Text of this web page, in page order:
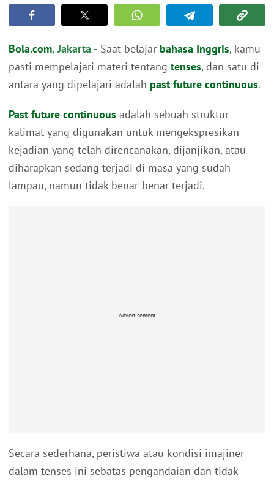
Bola.com, Jakarta - Saat belajar bahasa Inggris, kamu
pasti mempelajari materi tentang tenses, dan satu di
antara yang dipelajari adalah past future continuous.
Past future continuous adalah sebuah struktur
kalimat yang digunakan untuk mengekspresikan
kejadian yang telah direncanakan, dijanjikan, atau
diharapkan sedang terjadi di masa yang sudah
lampau, namun tidak benar-benar terjadi.
Advertisement
Secara sederhana, peristiwa atau kondisi imajiner
dalam tenses ini sebatas pengandaian dan tidak